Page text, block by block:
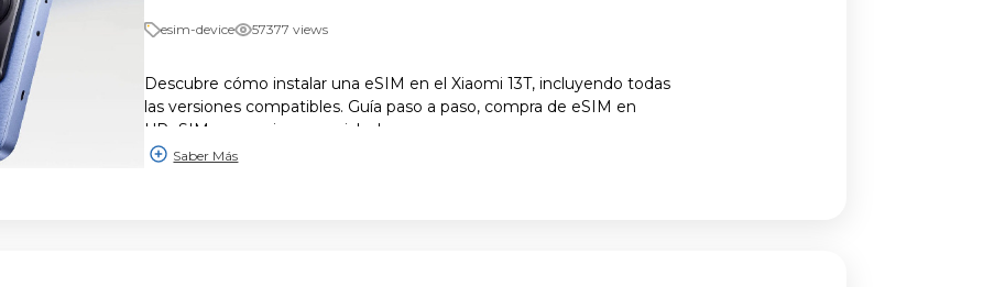
esim-device 57377 views
Descubre cómo instalar una eSIM en el Xiaomi 13T, incluyendo todas
las versiones compatibles. Guía paso a paso, compra de eSIM en
UPeSIM y consejos esenciales!
Saber Más